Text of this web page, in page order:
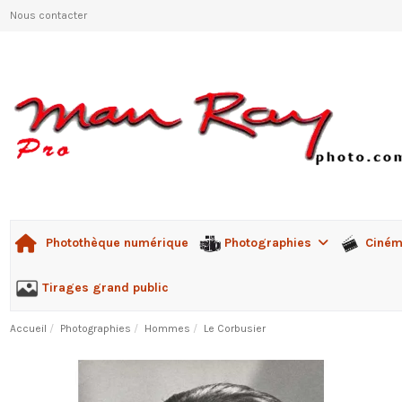
Nous contacter
Photothèque numérique Photographies
Tirages grand public
Accueil Photographies Hommes Le Corbusier